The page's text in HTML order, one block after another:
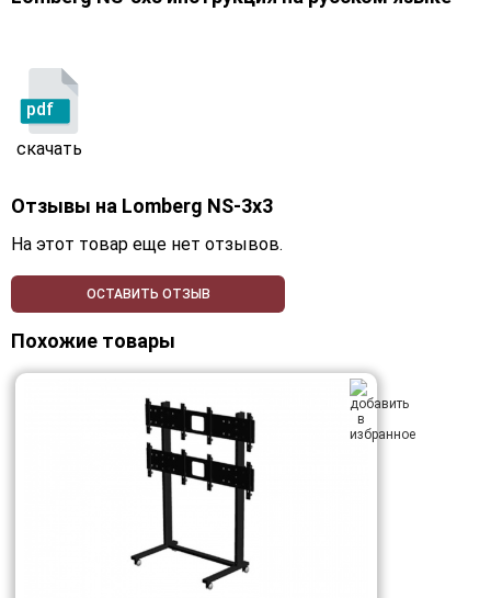
pdf
скачать
Отзывы на Lomberg NS-3х3
На этот товар еще нет отзывов.
ОСТАВИТЬ ОТЗЫВ
Похожие товары